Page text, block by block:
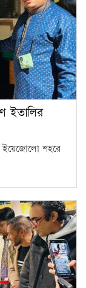
ইতালির
ইয়েজোলো শহরে